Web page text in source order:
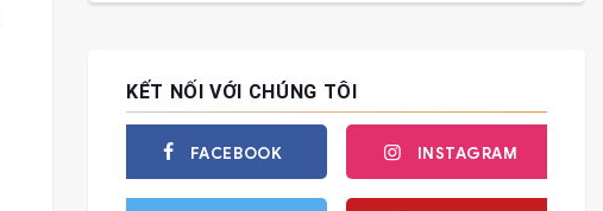
KẾT NỐI VỚI CHÚNG TÔI
FACEBOOK INSTAGRAM